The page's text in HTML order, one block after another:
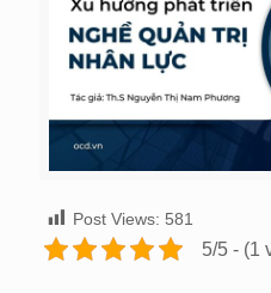
Post Views: 581
5/5 - (1